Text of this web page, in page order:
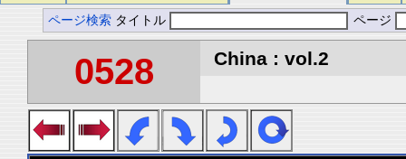
ページ検索 タイトル ページ
0528 China : vol.2